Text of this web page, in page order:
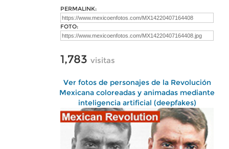
PERMALINK:
FOTO:
1,783 visitas
Ver fotos de personajes de la Revolución
Mexicana coloreadas y animadas mediante
inteligencia artificial (deepfakes)